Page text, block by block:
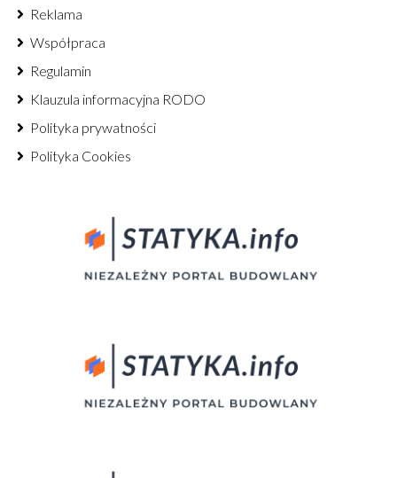
Reklama
Współpraca
Regulamin
Klauzula informacyjna RODO
Polityka prywatności
Polityka Cookies